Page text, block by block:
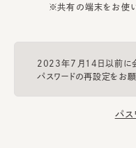
※共有の端末をお使い
2023年7月14日以前に
パスワードの再設定をお願
パス